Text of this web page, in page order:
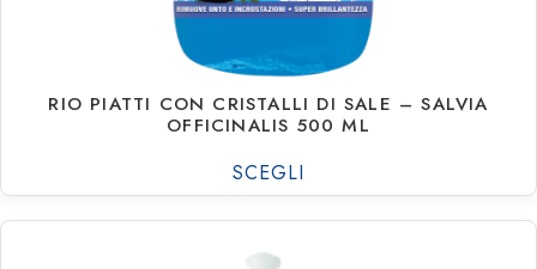
RIO PIATTI CON CRISTALLI DI SALE – SALVIA
OFFICINALIS 500 ML
SCEGLI